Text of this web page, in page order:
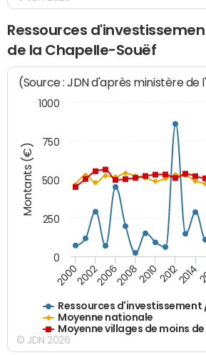
Ressources
de la Chapelle-Souëf
Montants (€)
(Source : JDN d'après ministère de
Ressources
Moyenne nationale
Moyenne villages de moins
2000200220062008201020122014
0
250
500
750
1000
© JDN 2026